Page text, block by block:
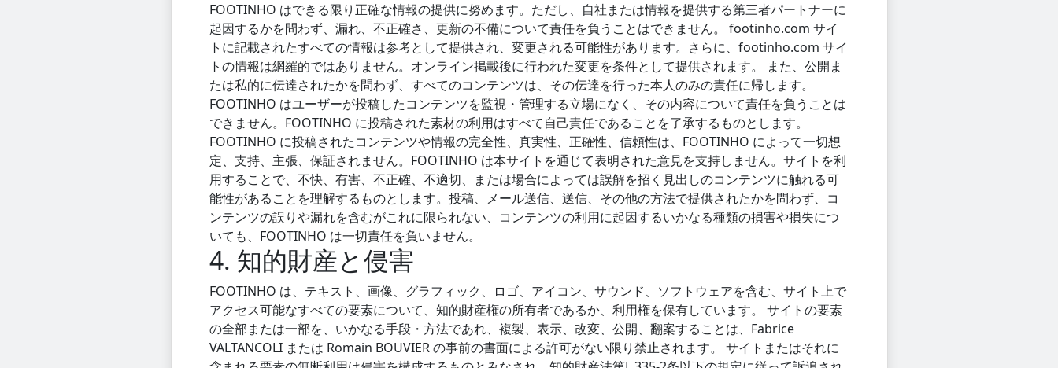
FOOTINHO はできる限り正確な情報の提供に努めます。ただし、自社または情報を提供する第三者パートナーに
起因するかを問わず、漏れ、不正確さ、更新の不備について責任を負うことはできません。 footinho.com サイ
トに記載されたすべての情報は参考として提供され、変更される可能性があります。さらに、footinho.com サイ
トの情報は網羅的ではありません。オンライン掲載後に行われた変更を条件として提供されます。 また、公開ま
たは私的に伝達されたかを問わず、すべてのコンテンツは、その伝達を行った本人のみの責任に帰します。
FOOTINHO はユーザーが投稿したコンテンツを監視・管理する立場になく、その内容について責任を負うことは
できません。FOOTINHO に投稿された素材の利用はすべて自己責任であることを了承するものとします。
FOOTINHO に投稿されたコンテンツや情報の完全性、真実性、正確性、信頼性は、FOOTINHO によって一切想
定、支持、主張、保証されません。FOOTINHO は本サイトを通じて表明された意見を支持しません。サイトを利
用することで、不快、有害、不正確、不適切、または場合によっては誤解を招く見出しのコンテンツに触れる可
能性があることを理解するものとします。投稿、メール送信、送信、その他の方法で提供されたかを問わず、コ
ンテンツの誤りや漏れを含むがこれに限られない、コンテンツの利用に起因するいかなる種類の損害や損失につ
いても、FOOTINHO は一切責任を負いません。
4. 知的財産と侵害
FOOTINHO は、テキスト、画像、グラフィック、ロゴ、アイコン、サウンド、ソフトウェアを含む、サイト上で
アクセス可能なすべての要素について、知的財産権の所有者であるか、利用権を保有しています。 サイトの要素
の全部または一部を、いかなる手段・方法であれ、複製、表示、改変、公開、翻案することは、Fabrice
VALTANCOLI または Romain BOUVIER の事前の書面による許可がない限り禁止されます。 サイトまたはそれに